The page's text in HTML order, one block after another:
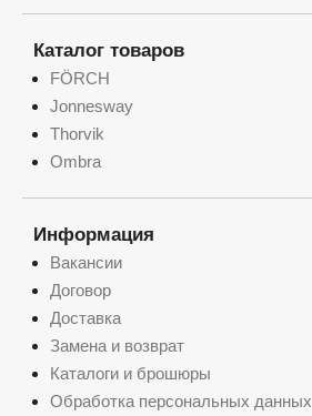
Каталог товаров
FÖRCH
Jonnesway
Thorvik
Ombra
Информация
Вакансии
Договор
Доставка
Замена и возврат
Каталоги и брошюры
Обработка персональных данных